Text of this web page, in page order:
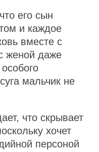
его сын
и каждое
вместе с
женой даже
мальчик не
что скрывает
хочет
персоной